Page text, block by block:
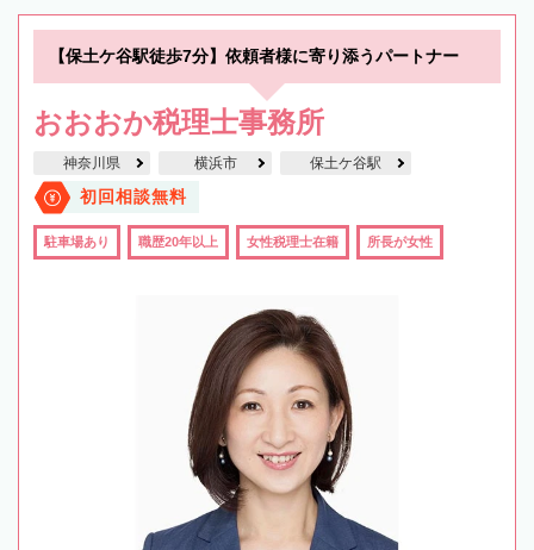
【保土ケ谷駅徒歩7分】依頼者様に寄り添うパートナー
おおおか税理士事務所
神奈川県 横浜市 保土ケ谷駅
初回相談無料
駐車場あり 職歴20年以上 女性税理士在籍 所長が女性